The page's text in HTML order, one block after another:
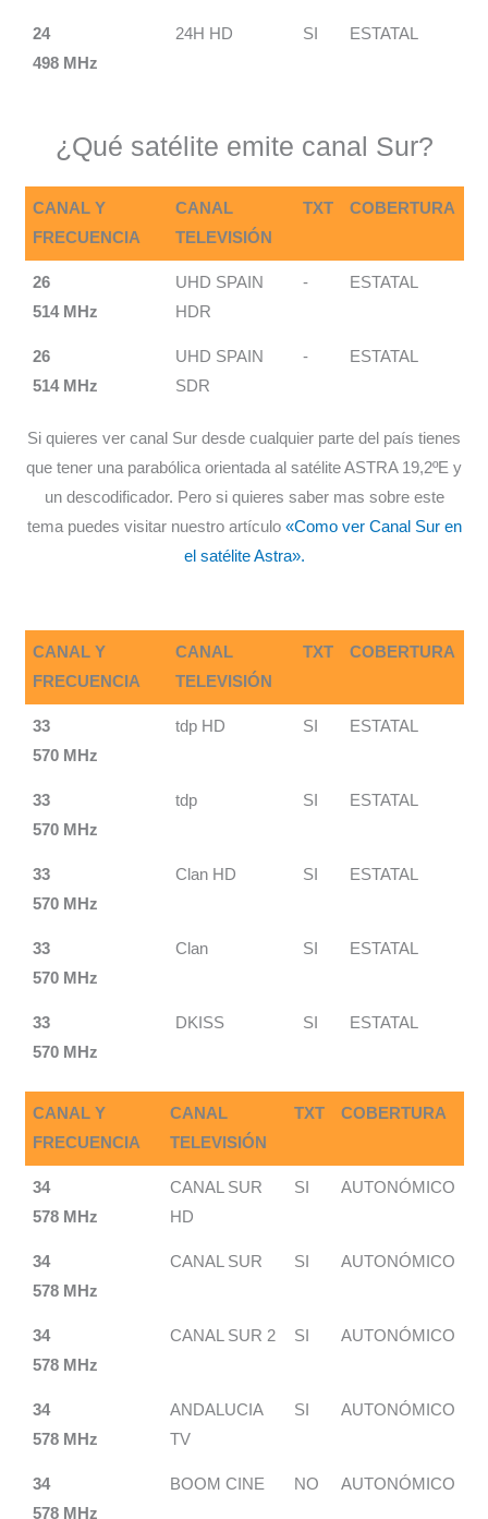
24
498 MHz
24H HD SI ESTATAL
¿Qué satélite emite canal Sur?
CANAL Y
FRECUENCIA
CANAL
TELEVISIÓN
TXT COBERTURA
26
514 MHz
UHD SPAIN
HDR
- ESTATAL
26
514 MHz
UHD SPAIN
SDR
- ESTATAL
Si quieres ver canal Sur desde cualquier parte del país tienes
que tener una parabólica orientada al satélite ASTRA 19,2ºE y
un descodificador. Pero si quieres saber mas sobre este
tema puedes visitar nuestro artículo«Como ver Canal Sur en
el satélite Astra».
CANAL Y
FRECUENCIA
CANAL
TELEVISIÓN
TXT COBERTURA
33
570 MHz
tdp HD SI ESTATAL
33
570 MHz
tdp SI ESTATAL
33
570 MHz
Clan HD SI ESTATAL
33
570 MHz
Clan SI ESTATAL
33
570 MHz
DKISS SI ESTATAL
CANAL Y
FRECUENCIA
CANAL
TELEVISIÓN
TXT COBERTURA
34
578 MHz
CANAL SUR
HD
SI AUTONÓMICO
34
578 MHz
CANAL SUR SI AUTONÓMICO
34
578 MHz
CANAL SUR 2 SI AUTONÓMICO
34
578 MHz
ANDALUCIA
TV
SI AUTONÓMICO
34
578 MHz
BOOM CINE NO AUTONÓMICO